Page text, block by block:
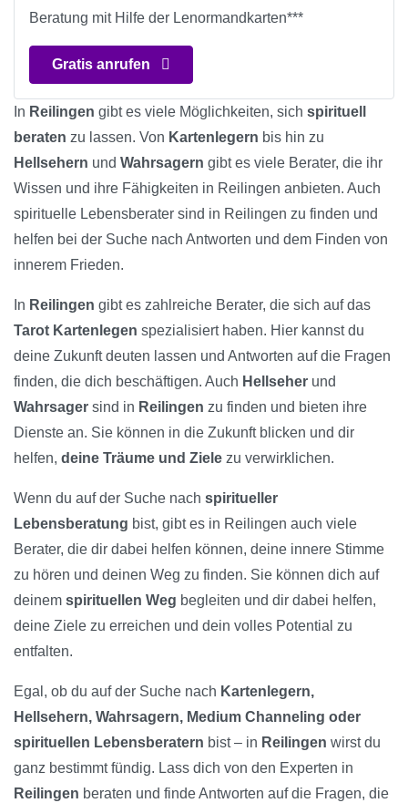
Beratung mit Hilfe der Lenormandkarten***
Gratis anrufen
In Reilingen gibt es viele Möglichkeiten, sich spirituell
beraten zu lassen. Von Kartenlegern bis hin zu
Hellsehern und Wahrsagern gibt es viele Berater, die ihr
Wissen und ihre Fähigkeiten in Reilingen anbieten. Auch
spirituelle Lebensberater sind in Reilingen zu finden und
helfen bei der Suche nach Antworten und dem Finden von
innerem Frieden.
In Reilingen gibt es zahlreiche Berater, die sich auf das
Tarot Kartenlegen spezialisiert haben. Hier kannst du
deine Zukunft deuten lassen und Antworten auf die Fragen
finden, die dich beschäftigen. Auch Hellseher und
Wahrsager sind in Reilingen zu finden und bieten ihre
Dienste an. Sie können in die Zukunft blicken und dir
helfen, deine Träume und Ziele zu verwirklichen.
Wenn du auf der Suche nach spiritueller
Lebensberatung bist, gibt es in Reilingen auch viele
Berater, die dir dabei helfen können, deine innere Stimme
zu hören und deinen Weg zu finden. Sie können dich auf
deinem spirituellen Weg begleiten und dir dabei helfen,
deine Ziele zu erreichen und dein volles Potential zu
entfalten.
Egal, ob du auf der Suche nach Kartenlegern,
Hellsehern, Wahrsagern, Medium Channeling oder
spirituellen Lebensberatern bist – in Reilingen wirst du
ganz bestimmt fündig. Lass dich von den Experten in
Reilingen beraten und finde Antworten auf die Fragen, die